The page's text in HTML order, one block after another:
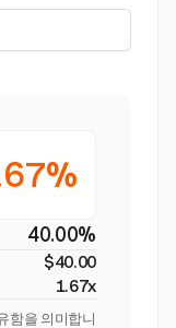
40.00%
$40.00
1.67x
함을 의미합니